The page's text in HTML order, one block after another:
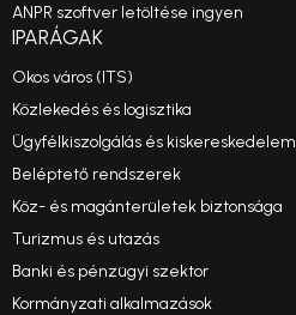
ANPR szoftver letöltése ingyen
IPARÁGAK
Okos város (ITS)
Közlekedés és logisztika
Ügyfélkiszolgálás és kiskereskedelem
Beléptető rendszerek
Köz- és magánterületek biztonsága
Turizmus és utazás
Banki és pénzügyi szektor
Kormányzati alkalmazások